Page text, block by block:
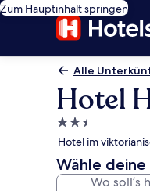
Zum Hauptinhalt springen
Alle
Hotel
2.5-
Sterne-
Unterkunft
Hotel im
Wähle deine
Wo soll’s